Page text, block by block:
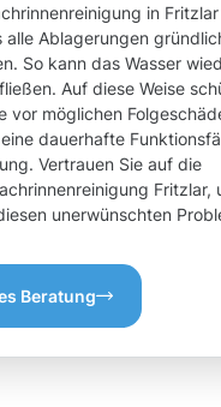
in
alle Ablagerungen
So kann das Wasser
Auf diese Weise
vor möglichen
dauerhafte
Vertrauen Sie auf die
Fritzlar,
unerwünschten
Beratung